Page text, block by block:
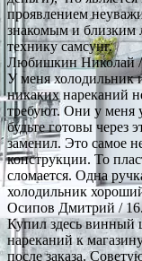
проявлением
знакомым и близким
технику самсунг.
Любишкин Николай/
У меня холодильник
никаких нареканий
требуют. Они у меня
будьте готовы через
заменил. Это самое
конструкции. То
сломается. Одна
холодильник
Осипов Дмитрий /
Купил здесь винный
нареканий к
после заказа.